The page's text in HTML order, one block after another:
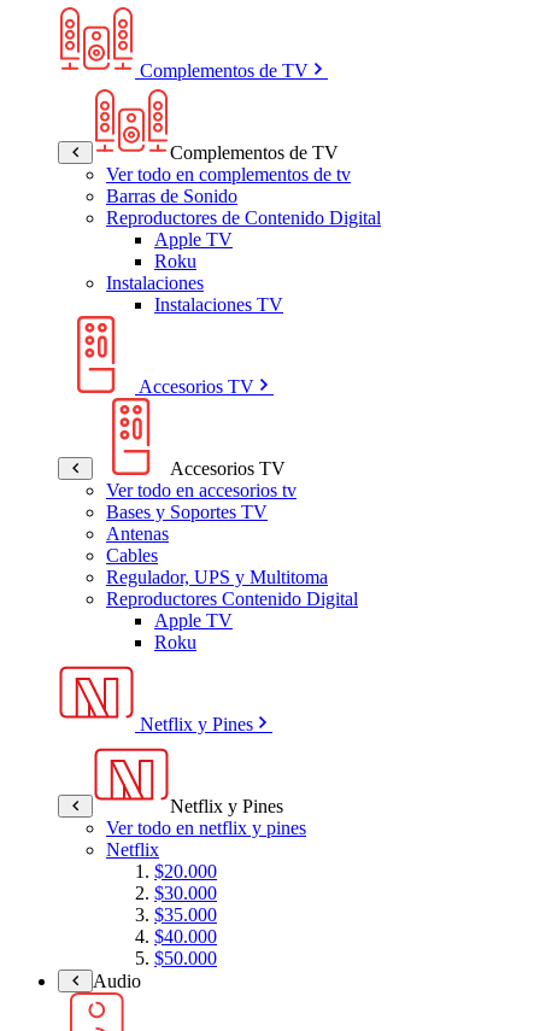
Complementos de TV
Complementos de TV
Ver todo en complementos de tv
Barras de Sonido
Reproductores de Contenido Digital
Apple TV
Roku
Instalaciones
Instalaciones TV
Accesorios TV
Accesorios TV
Ver todo en accesorios tv
Bases y Soportes TV
Antenas
Cables
Regulador, UPS y Multitoma
Reproductores Contenido Digital
Apple TV
Roku
Netflix y Pines
Netflix y Pines
Ver todo en netflix y pines
Netflix
$20.000
$30.000
$35.000
$40.000
$50.000
Audio